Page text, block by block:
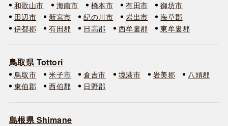
和歌山市 海南市 橋本市 有田市
御坊市
田辺市
新宮市 紀の川市 岩出市
海草郡
伊都郡
有田郡 日高郡 西牟婁郡 東牟婁郡
鳥取県 Tottori
鳥取市 米子市 倉吉市 境港市 岩美郡
八頭郡
東伯郡
西伯郡 日野郡
島根県 Shimane